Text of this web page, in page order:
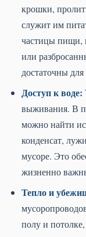
крошки,
служит им
частицы пищи,
или
достаточны
Доступ к воде:
выживания. В
можно найти
конденсат,
мусоре. Это
жизненно
Тепло и
полу и